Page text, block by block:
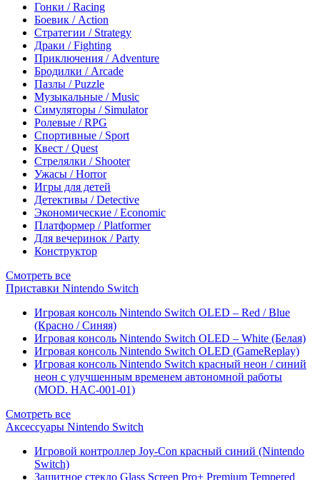
Гонки / Racing
Боевик / Action
Стратегии / Strategy
Драки / Fighting
Приключения / Adventure
Бродилки / Arcade
Пазлы / Puzzle
Музыкальные / Music
Симуляторы / Simulator
Ролевые / RPG
Спортивные / Sport
Квест / Quest
Стрелялки / Shooter
Ужасы / Horror
Игры для детей
Детективы / Detective
Экономические / Economic
Платформер / Platformer
Для вечеринок / Party
Конструктор
Смотреть все
Приставки Nintendo Switch
Игровая консоль Nintendo Switch OLED – Red / Blue
(Красно / Синяя)
Игровая консоль Nintendo Switch OLED – White (Белая)
Игровая консоль Nintendo Switch OLED (GameReplay)
Игровая консоль Nintendo Switch красный неон / синий
неон с улучшенным временем автономной работы
(MOD. HAC-001-01)
Смотреть все
Аксессуары Nintendo Switch
Игровой контроллер Joy-Con красный синий (Nintendo
Switch)
Защитное стекло Glass Screen Pro+ Premium Tempered